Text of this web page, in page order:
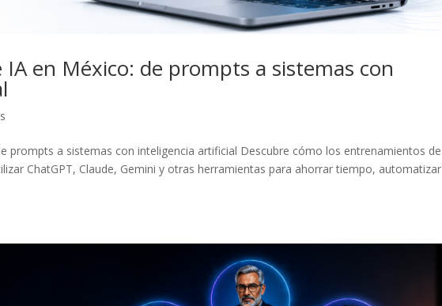
en México: de prompts a sistemas con
prompts a sistemas con inteligencia artificial Descubre cómo los entrenamientos de
ChatGPT, Claude, Gemini y otras herramientas para ahorrar tiempo, automatizar